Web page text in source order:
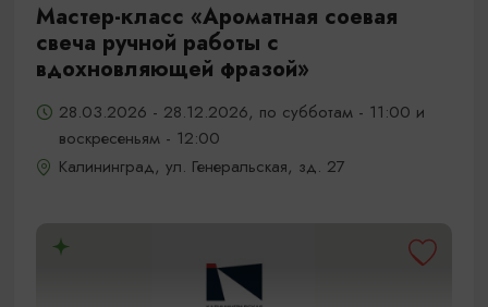
Мастер-класс «Ароматная соевая
свеча ручной работы с
вдохновляющей фразой»
28.03.2026 - 28.12.2026, по субботам - 11:00 и
воскресеньям - 12:00
Калининград, ул. Генеральская, зд. 27